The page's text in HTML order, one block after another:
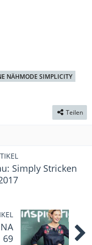
NÄHMODE SIMPLICITY
Teilen
Simply Stricken
69